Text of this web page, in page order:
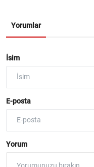
Yorumlar
İsim
E-posta
Yorum